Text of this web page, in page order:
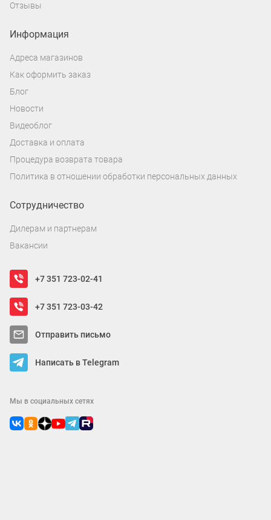
Отзывы
Информация
Адреса магазинов
Как оформить заказ
Блог
Новости
Видеоблог
Доставка и оплата
Процедура возврата товара
Политика в отношении обработки персональных данных
Сотрудничество
Дилерам и партнерам
Вакансии
+7 351 723-02-41
+7 351 723-03-42
Отправить письмо
Написать в Telegram
Мы в социальных сетях